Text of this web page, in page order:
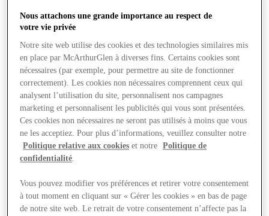
Comment s’est passée ta journée ?
Plus
Nous attachons une grande importance au respect de
votre vie privée
Notre site web utilise des cookies et des technologies similaires mis
en place par McArthurGlen à diverses fins. Certains cookies sont
nécessaires (par exemple, pour permettre au site de fonctionner
correctement). Les cookies non nécessaires comprennent ceux qui
analysent l’utilisation du site, personnalisent nos campagnes
marketing et personnalisent les publicités qui vous sont présentées.
Ces cookies non nécessaires ne seront pas utilisés à moins que vous
ne les acceptiez. Pour plus d’informations, veuillez consulter notre
Politique relative aux cookies et notre
Politique de
confidentialité.
Vous pouvez modifier vos préférences et retirer votre consentement
à tout moment en cliquant sur « Gérer les cookies » en bas de page
de notre site web. Le retrait de votre consentement n’affecte pas la